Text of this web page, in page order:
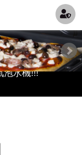
吧~
吧 !
泡水機!!!
詳細資料)